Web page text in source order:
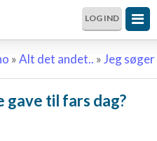
LOG IND
»Alt det andet.. »Jeg
gave til fars dag?